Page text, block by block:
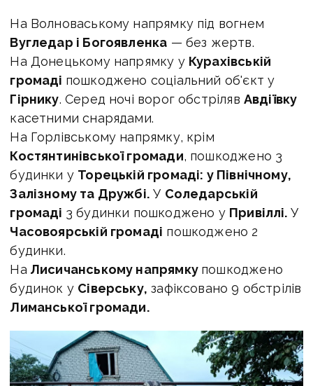
На Волноваському напрямку під вогнем
Вугледар і Богоявленка — без жертв.
На Донецькому напрямку у Курахівській
громаді пошкоджено соціальний об'єкт у
Гірнику. Серед ночі ворог обстріляв Авдіївку
касетними снарядами.
На Горлівському напрямку, крім
Костянтинівської громади, пошкоджено 3
будинки у Торецькій громаді: у Північному,
Залізному та Дружбі. У Соледарській
громаді 3 будинки пошкоджено у Привіллі. У
Часовоярській громаді пошкоджено 2
будинки.
На Лисичанському напрямку пошкоджено
будинок у Сіверську, зафіксовано 9 обстрілів
Лиманської громади.